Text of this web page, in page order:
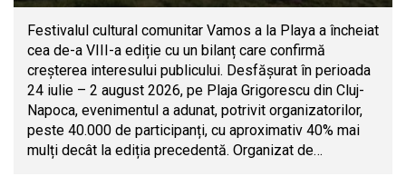
Festivalul cultural comunitar Vamos a la Playa a încheiat
cea de-a VIII-a ediție cu un bilanț care confirmă
creșterea interesului publicului. Desfășurat în perioada
24 iulie – 2 august 2026, pe Plaja Grigorescu din Cluj-
Napoca, evenimentul a adunat, potrivit organizatorilor,
peste 40.000 de participanți, cu aproximativ 40% mai
mulți decât la ediția precedentă. Organizat de…